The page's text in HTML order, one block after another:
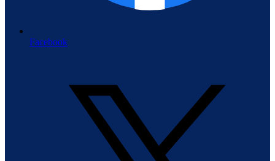
Facebook